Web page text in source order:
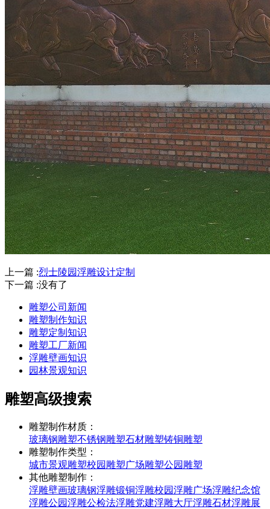
上一篇 :烈士陵园浮雕设计定制
下一篇 :没有了
雕塑公司新闻
雕塑制作知识
雕塑定制知识
雕塑工厂新闻
浮雕壁画知识
园林景观知识
雕塑高级搜索
雕塑制作材质：
玻璃钢雕塑不锈钢雕塑石材雕塑铸铜雕塑
雕塑制作类型：
城市景观雕塑校园雕塑广场雕塑公园雕塑
其他雕塑制作：
浮雕壁画玻璃钢浮雕锻铜浮雕校园浮雕广场浮雕纪念馆
浮雕公园浮雕公检法浮雕党建浮雕大厅浮雕石材浮雕展